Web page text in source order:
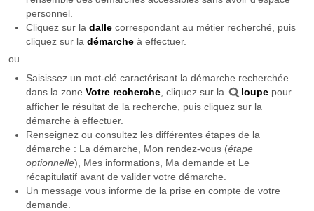
personnel.
Cliquez sur la dallecorrespondant au métier recherché, puis
cliquez sur la démarcheà effectuer.
ou
Saisissez un mot-clé caractérisant la démarche recherchée
dans la zone Votre recherche, cliquez sur la loupepour
afficher le résultat de la recherche, puis cliquez sur la
démarche à effectuer.
Renseignez ou consultez les différentes étapes de la
démarche : La démarche, Mon rendez-vous (étape
optionnelle), Mes informations, Ma demande et Le
récapitulatif avant de valider votre démarche.
Un message vous informe de la prise en compte de votre
demande.